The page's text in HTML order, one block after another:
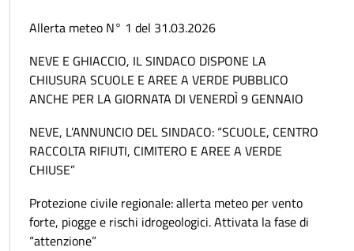
Allerta meteo N° 1 del 31.03.2026
NEVE E GHIACCIO, IL SINDACO DISPONE LA
CHIUSURA SCUOLE E AREE A VERDE PUBBLICO
ANCHE PER LA GIORNATA DI VENERDÌ 9 GENNAIO
NEVE, L’ANNUNCIO DEL SINDACO: “SCUOLE, CENTRO
RACCOLTA RIFIUTI, CIMITERO E AREE A VERDE
CHIUSE”
Protezione civile regionale: allerta meteo per vento
forte, piogge e rischi idrogeologici. Attivata la fase di
“attenzione”